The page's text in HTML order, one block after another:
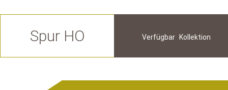
Spur HO Verfügbar Kollektion